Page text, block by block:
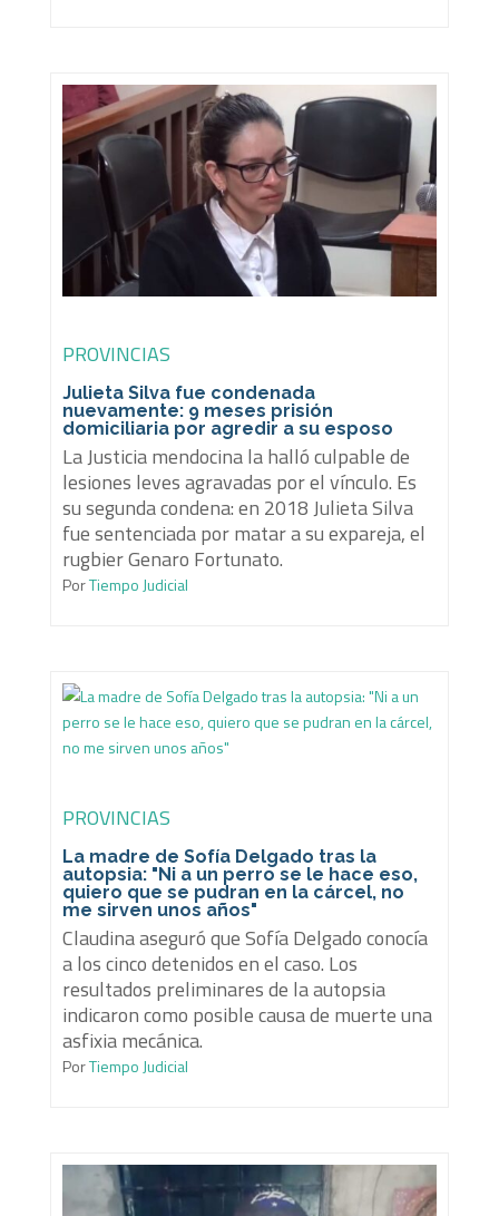
PROVINCIAS
Julieta Silva fue condenada
nuevamente: 9 meses prisión
domiciliaria por agredir a su esposo
La Justicia mendocina la halló culpable de
lesiones leves agravadas por el vínculo. Es
su segunda condena: en 2018 Julieta Silva
fue sentenciada por matar a su expareja, el
rugbier Genaro Fortunato.
PorTiempo Judicial
PROVINCIAS
La madre de Sofía Delgado tras la
autopsia: "Ni a un perro se le hace eso,
quiero que se pudran en la cárcel, no
me sirven unos años"
Claudina aseguró que Sofía Delgado conocía
a los cinco detenidos en el caso. Los
resultados preliminares de la autopsia
indicaron como posible causa de muerte una
asfixia mecánica.
PorTiempo Judicial